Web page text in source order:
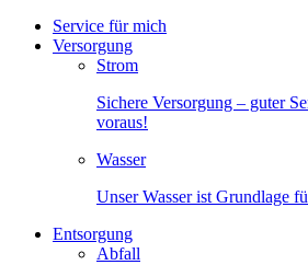
Service für mich
Versorgung
Strom
Sichere Versorgung – guter
voraus!
Wasser
Unser Wasser ist Grundlage
Entsorgung
Abfall